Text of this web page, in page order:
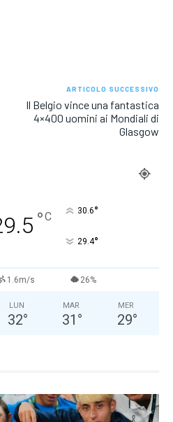
ARTICOLO SUCCESSIVO
Il Belgio vince una fantastica
4×400 uomini ai Mondiali di
Glasgow
°C 30.6°
29.4°
1.6m/s 26%
LUN
32°
MAR
31 °
MER
29°